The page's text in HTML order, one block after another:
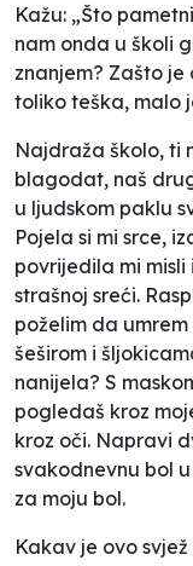
Kažu: „Što
nam onda u školi
znanjem? Zašto
toliko teška, malo
Najdraža školo, ti
blagodat, naš
u ljudskom paklu
Pojela si mi srce,
povrijedila mi
strašnoj sreći.
poželim da
šeširom i
nanijela? S
pogledaš kroz
kroz oči. Napravi
svakodnevnu bol
za moju bol.
Kakav je ovo